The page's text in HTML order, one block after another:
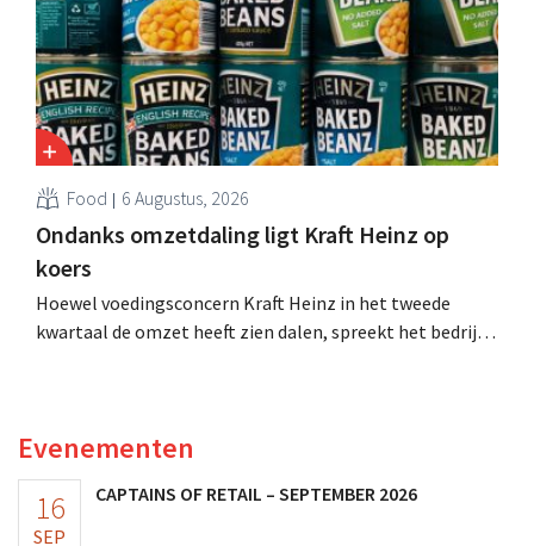
Food 6 Augustus, 2026
Ondanks omzetdaling ligt Kraft Heinz op
koers
Hoewel voedingsconcern Kraft Heinz in het tweede
kwartaal de omzet heeft zien dalen, spreekt het bedrijf
Evenementen
16
SEP
CAPTAINS OF RETAIL – SEPTEMBER 2026